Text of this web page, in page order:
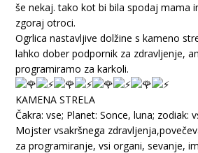
še nekaj. tako kot bi bila spodaj mama
zgoraj otroci.
Ogrlica nastavljive dolžine s kameno
lahko dober podpornik za zdravljenje,
programiramo za karkoli.
KAMENA STRELA
Čakra: vse; Planet: Sonce, luna; zodiak:
Mojster vsakršnega
za programiranje, vsi organi, sevanje,